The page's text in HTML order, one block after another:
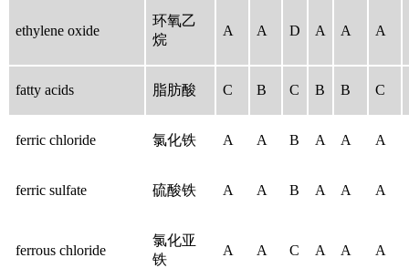
ethylene oxide
环氧乙
烷
A A D A A A
fatty acids 脂肪酸 C B C B B C
ferric chloride 氯化铁 A A B A A A
ferric sulfate 硫酸铁 A A B A A A
ferrous chloride
氯化亚
铁
A A C A A A